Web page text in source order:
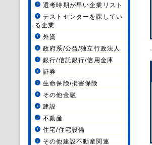
選考時期が早い企業リスト
テストセンターを課してい
る企業
外資
政府系/公益/独立行政法人
銀行/信託銀行/信用金庫
証券
生命保険/損害保険
その他金融
建設
不動産
住宅/住宅設備
その他建設不動産関連